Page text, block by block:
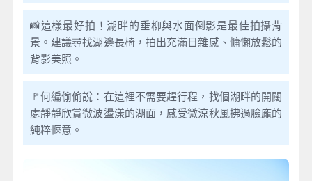
📸這樣最好拍！湖畔的垂柳與水面倒影是最佳拍攝背
景。建議尋找湖邊長椅，拍出充滿日雜感、慵懶放鬆的
背影美照。
🚩何編偷偷說：在這裡不需要趕行程，找個湖畔的開闊
處靜靜欣賞微波盪漾的湖面，感受微涼秋風拂過臉龐的
純粹愜意。